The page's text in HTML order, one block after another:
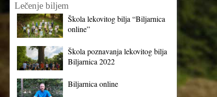
Lečenje biljem
Škola lekovitog bilja “Biljarnica
online”
Škola poznavanja lekovitog bilja
Biljarnica 2022
Biljarnica online